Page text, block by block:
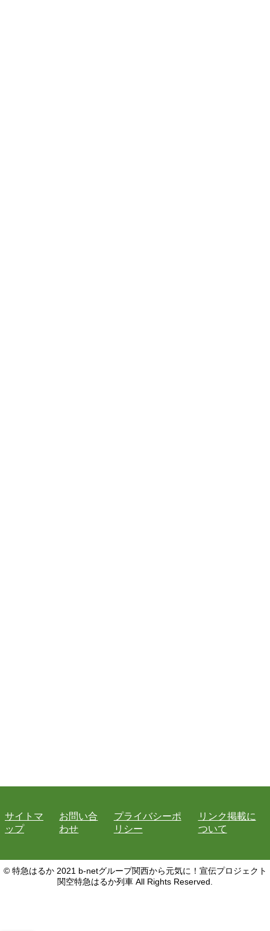
サイトマ
ップ
お問い合
わせ
プライバシーポ
リシー
リンク掲載に
ついて
© 特急はるか 2021 b-netグループ関西から元気に！宣伝プロジェクト
関空特急はるか列車 All Rights Reserved.